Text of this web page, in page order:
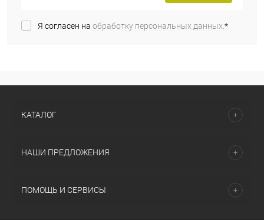
Я согласен на обработку персональных данных.*
КАТАЛОГ
НАШИ ПРЕДЛОЖЕНИЯ
ПОМОЩЬ И СЕРВИСЫ